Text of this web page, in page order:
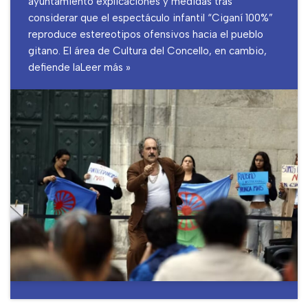
considerar que el espectáculo infantil “Ciganí 100%”
reproduce estereotipos ofensivos hacia el pueblo
gitano. El área de Cultura del Concello, en cambio,
defiende laLeer más »